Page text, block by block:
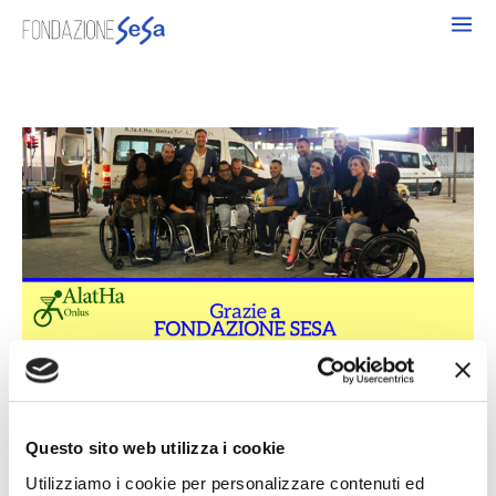
Questo sito web utilizza i cookie
Utilizziamo i cookie per personalizzare contenuti ed
05/07/2017
La Fondazione Sesa per Alatha Onlus
Una donazione per sostenere il progetto “Mobilità per Tutti”.